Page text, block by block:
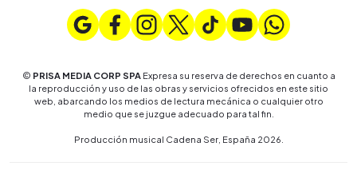
© PRISA MEDIA CORP SPAExpresa su reserva de derechos en cuanto a
la reproducción y uso de las obras y servicios ofrecidos en este sitio
web, abarcando los medios de lectura mecánica o cualquier otro
medio que se juzgue adecuado para tal fin.
Producción musical Cadena Ser, España 2026.